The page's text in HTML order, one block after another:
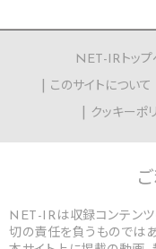
NET-IRトップ
このサイトについて
クッキーポ
NET-IRは収録コンテンツ
切の責任を負うものではあ